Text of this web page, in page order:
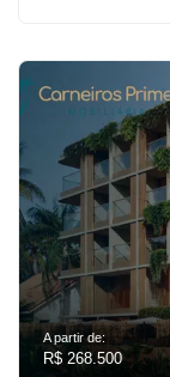
A partir de:
R$ 268.500